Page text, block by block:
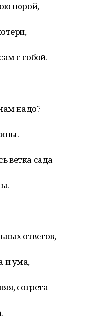
порой,
с собой.
надо?
ветка сада
ответов,
и ума,
согрета